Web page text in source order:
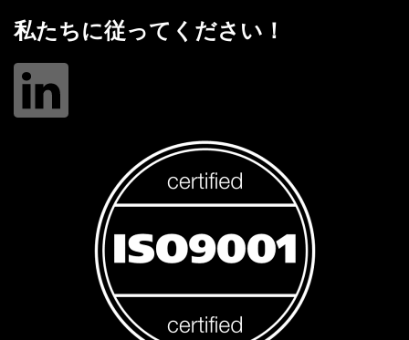
私たちに従ってください！